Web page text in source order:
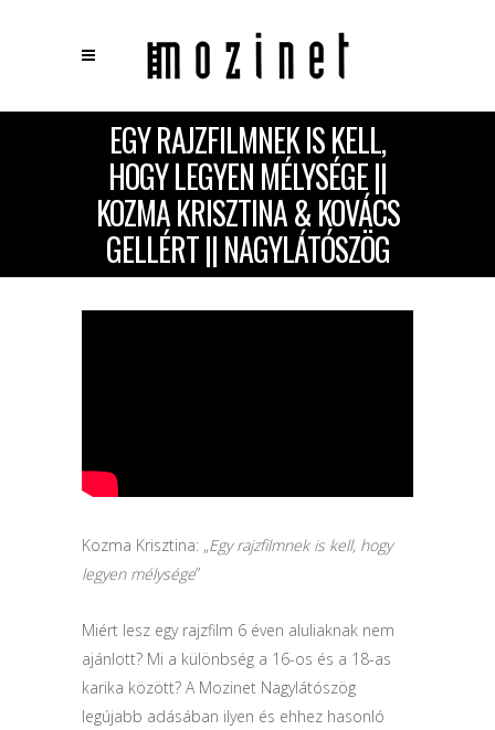
KeresésEGY RAJZFILMNEK IS KELL,
HOGY LEGYEN MÉLYSÉGE ||
KOZMA KRISZTINA & KOVÁCS
GELLÉRT || NAGYLÁTÓSZÖG
Kozma Krisztina: „Egy rajzfilmnek is kell, hogy
legyen mélysége”
Miért lesz egy rajzfilm 6 éven aluliaknak nem
ajánlott? Mi a különbség a 16-os és a 18-as
karika között? A Mozinet Nagylátószög
legújabb adásában ilyen és ehhez hasonló